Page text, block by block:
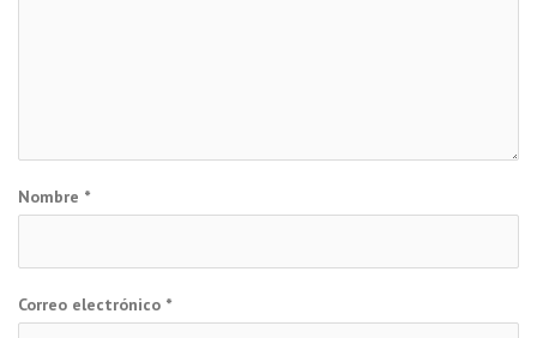
Nombre *
Correo electrónico *